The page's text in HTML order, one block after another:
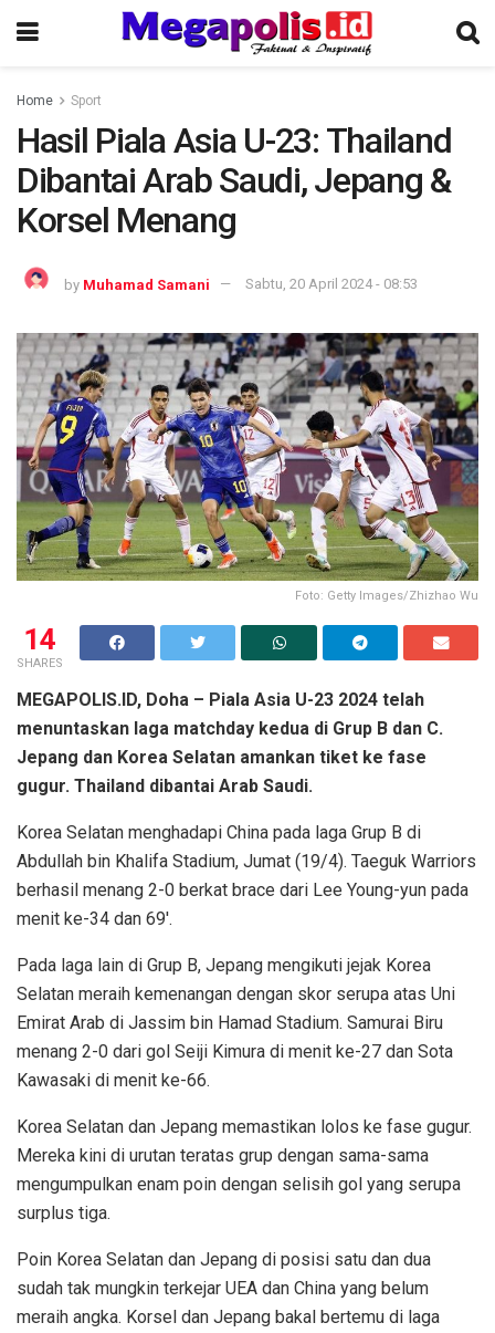
Home Sport
Hasil Piala Asia U-23: Thailand
Dibantai Arab Saudi, Jepang &
Korsel Menang
by Muhamad Samani Sabtu, 20 April 2024 - 08:53
Foto: Getty Images/Zhizhao Wu
14
SHARES
MEGAPOLIS.ID, Doha – Piala Asia U-23 2024 telah
menuntaskan laga matchday kedua di Grup B dan C.
Jepang dan Korea Selatan amankan tiket ke fase
gugur. Thailand dibantai Arab Saudi.
Korea Selatan menghadapi China pada laga Grup B di
Abdullah bin Khalifa Stadium, Jumat (19/4). Taeguk Warriors
berhasil menang 2-0 berkat brace dari Lee Young-yun pada
menit ke-34 dan 69′.
Pada laga lain di Grup B, Jepang mengikuti jejak Korea
Selatan meraih kemenangan dengan skor serupa atas Uni
Emirat Arab di Jassim bin Hamad Stadium. Samurai Biru
menang 2-0 dari gol Seiji Kimura di menit ke-27 dan Sota
Kawasaki di menit ke-66.
Korea Selatan dan Jepang memastikan lolos ke fase gugur.
Mereka kini di urutan teratas grup dengan sama-sama
mengumpulkan enam poin dengan selisih gol yang serupa
surplus tiga.
Poin Korea Selatan dan Jepang di posisi satu dan dua
sudah tak mungkin terkejar UEA dan China yang belum
meraih angka. Korsel dan Jepang bakal bertemu di laga